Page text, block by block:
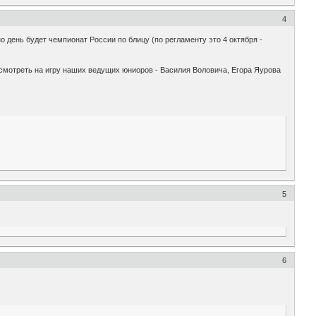
4
будет чемпионат России по блицу (по регламенту это 4 октября -
на игру наших ведущих юниоров - Василия Воловича, Егора Яурова
5
6